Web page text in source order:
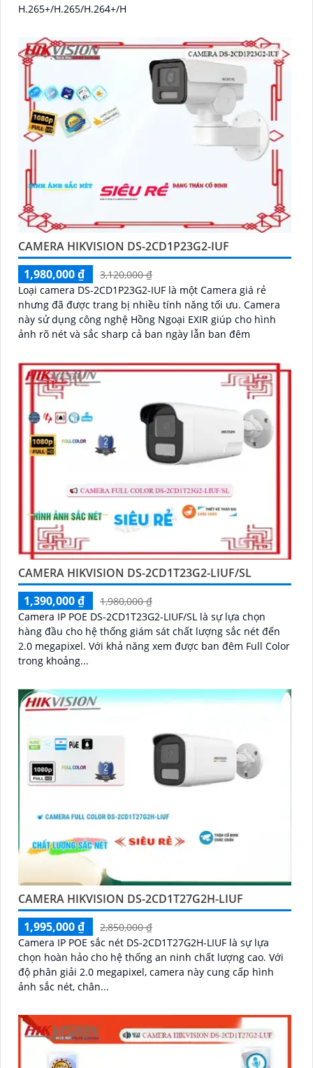
H.265+/H.265/H.264+/H
CAMERA HIKVISION DS-2CD1P23G2-IUF
1,980,000 ₫
3,120,000 ₫
Loại camera DS-2CD1P23G2-IUF là một Camera giá rẻ
nhưng đã được trang bị nhiều tính năng tối ưu. Camera
này sử dụng công nghệ Hồng Ngoại EXIR giúp cho hình
ảnh rõ nét và sắc sharp cả ban ngày lẫn ban đêm
CAMERA HIKVISION DS-2CD1T23G2-LIUF/SL
1,390,000 ₫
1,980,000 ₫
Camera IP POE DS-2CD1T23G2-LIUF/SL là sự lựa chọn
hàng đầu cho hệ thống giám sát chất lượng sắc nét đến
2.0 megapixel. Với khả năng xem được ban đêm Full Color
trong khoảng...
CAMERA HIKVISION DS-2CD1T27G2H-LIUF
1,995,000 ₫
2,850,000 ₫
Camera IP POE sắc nét DS-2CD1T27G2H-LIUF là sự lựa
chọn hoàn hảo cho hệ thống an ninh chất lượng cao. Với
độ phân giải 2.0 megapixel, camera này cung cấp hình
ảnh sắc nét, chân...